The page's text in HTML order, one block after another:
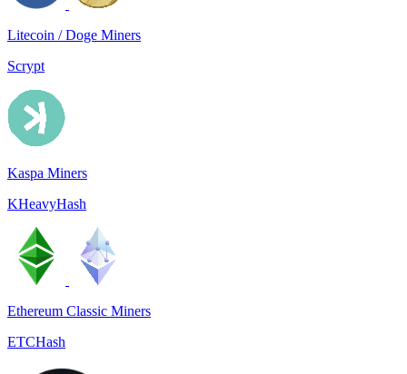
Litecoin / Doge Miners
Scrypt
Kaspa Miners
KHeavyHash
Ethereum Classic Miners
ETCHash